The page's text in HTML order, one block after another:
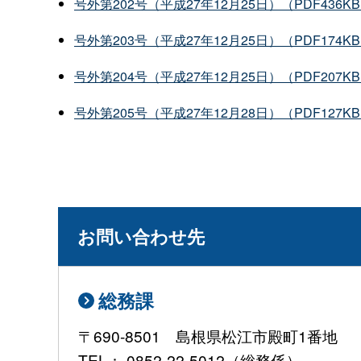
号外第203号（平成27年12月25日）（PDF174KB
号外第204号（平成27年12月25日）（PDF207KB
号外第205号（平成27年12月28日）（PDF127KB
お問い合わせ先
総務課
〒690-8501 島根県松江市殿町1番地